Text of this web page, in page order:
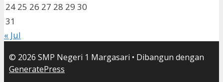
24 25 26 27 28 29 30
31
« Jul
© 2026 SMP Negeri 1 Margasari • Dibangun dengan
GeneratePress